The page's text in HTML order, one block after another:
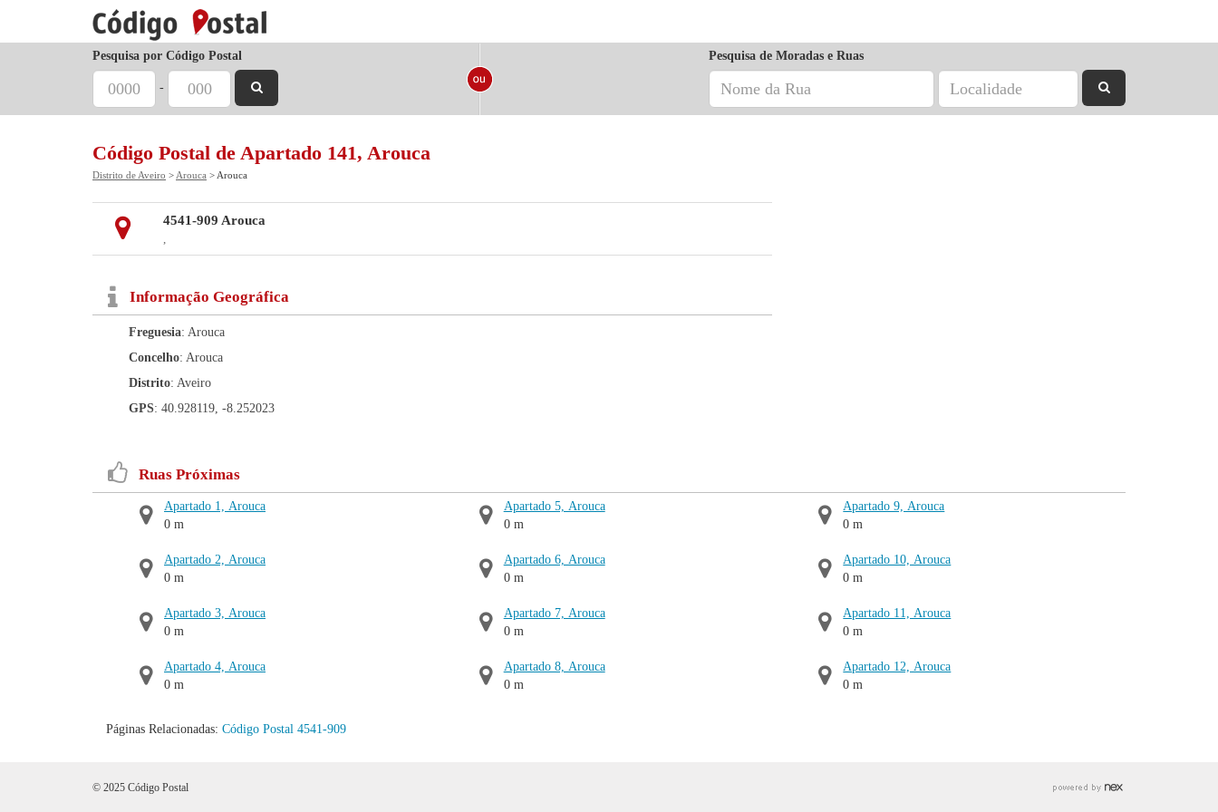
Pesquisa por Código Postal
-
Pesquisa de Moradas e Ruas
Código Postal de Apartado 141, Arouca
Distrito de Aveiro > Arouca > Arouca
4541-909 Arouca
,
Informação Geográfica
Freguesia: Arouca
Concelho: Arouca
Distrito: Aveiro
GPS: 40.928119, -8.252023
Ruas Próximas
Apartado 1, Arouca
0 m
Apartado 2, Arouca
0 m
Apartado 3, Arouca
0 m
Apartado 4, Arouca
0 m
Apartado 5, Arouca
0 m
Apartado 6, Arouca
0 m
Apartado 7, Arouca
0 m
Apartado 8, Arouca
0 m
Apartado 9, Arouca
0 m
Apartado 10, Arouca
0 m
Apartado 11, Arouca
0 m
Apartado 12, Arouca
0 m
Páginas Relacionadas: Código Postal 4541-909
© 2025 Código Postal